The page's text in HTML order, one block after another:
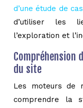
d’une étude de
d’utiliser les
l’exploration et
du site
Les moteurs de
comprendre la